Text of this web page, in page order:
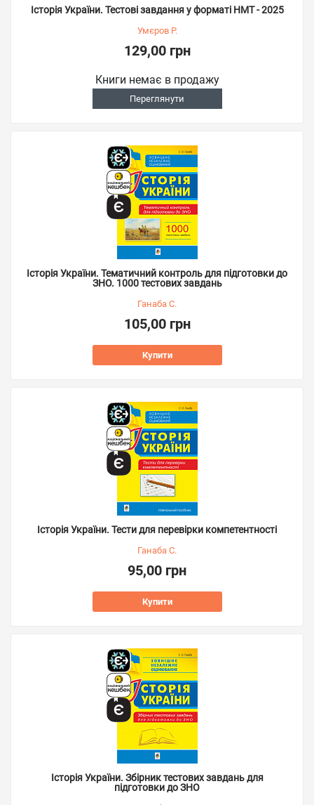
Історія України. Тестові завдання у форматі НМТ - 2025
Умєров Р.
129,00 грн
Книги немає в продажу
Переглянути
Історія України. Тематичний контроль для підготовки до
ЗНО. 1000 тестових завдань
Ганаба С.
105,00 грн
Купити
Історія України. Тести для перевірки компетентності
Ганаба С.
95,00 грн
Купити
Історія України. Збірник тестових завдань для
підготовки до ЗНО